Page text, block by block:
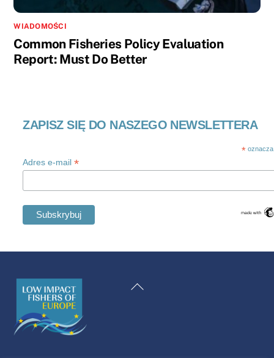
WIADOMOŚCI
Common Fisheries Policy Evaluation
Report: Must Do Better
ZAPISZ SIĘ DO NASZEGO NEWSLETTERA
*
Adres e-mail*
Powrót
Swedish